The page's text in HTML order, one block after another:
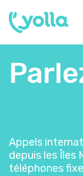
Appels
depuis les Îles
téléphones